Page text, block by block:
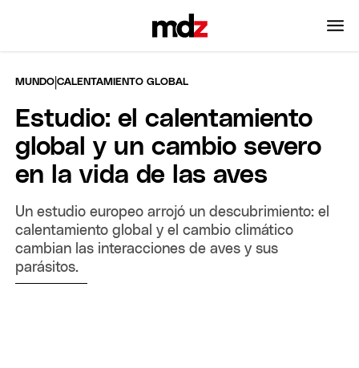
MUNDO |CALENTAMIENTO GLOBAL
Estudio: el calentamiento
global y un cambio severo
en la vida de las aves
Un estudio europeo arrojó un descubrimiento: el
calentamiento global y el cambio climático
cambian las interacciones de aves y sus
parásitos.